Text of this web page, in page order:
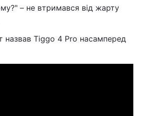
– не втримався від жарту
Tiggo 4 Pro насамперед